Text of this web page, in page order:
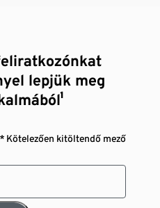
lepjük meg
* Kötelezően kitöltendő mező